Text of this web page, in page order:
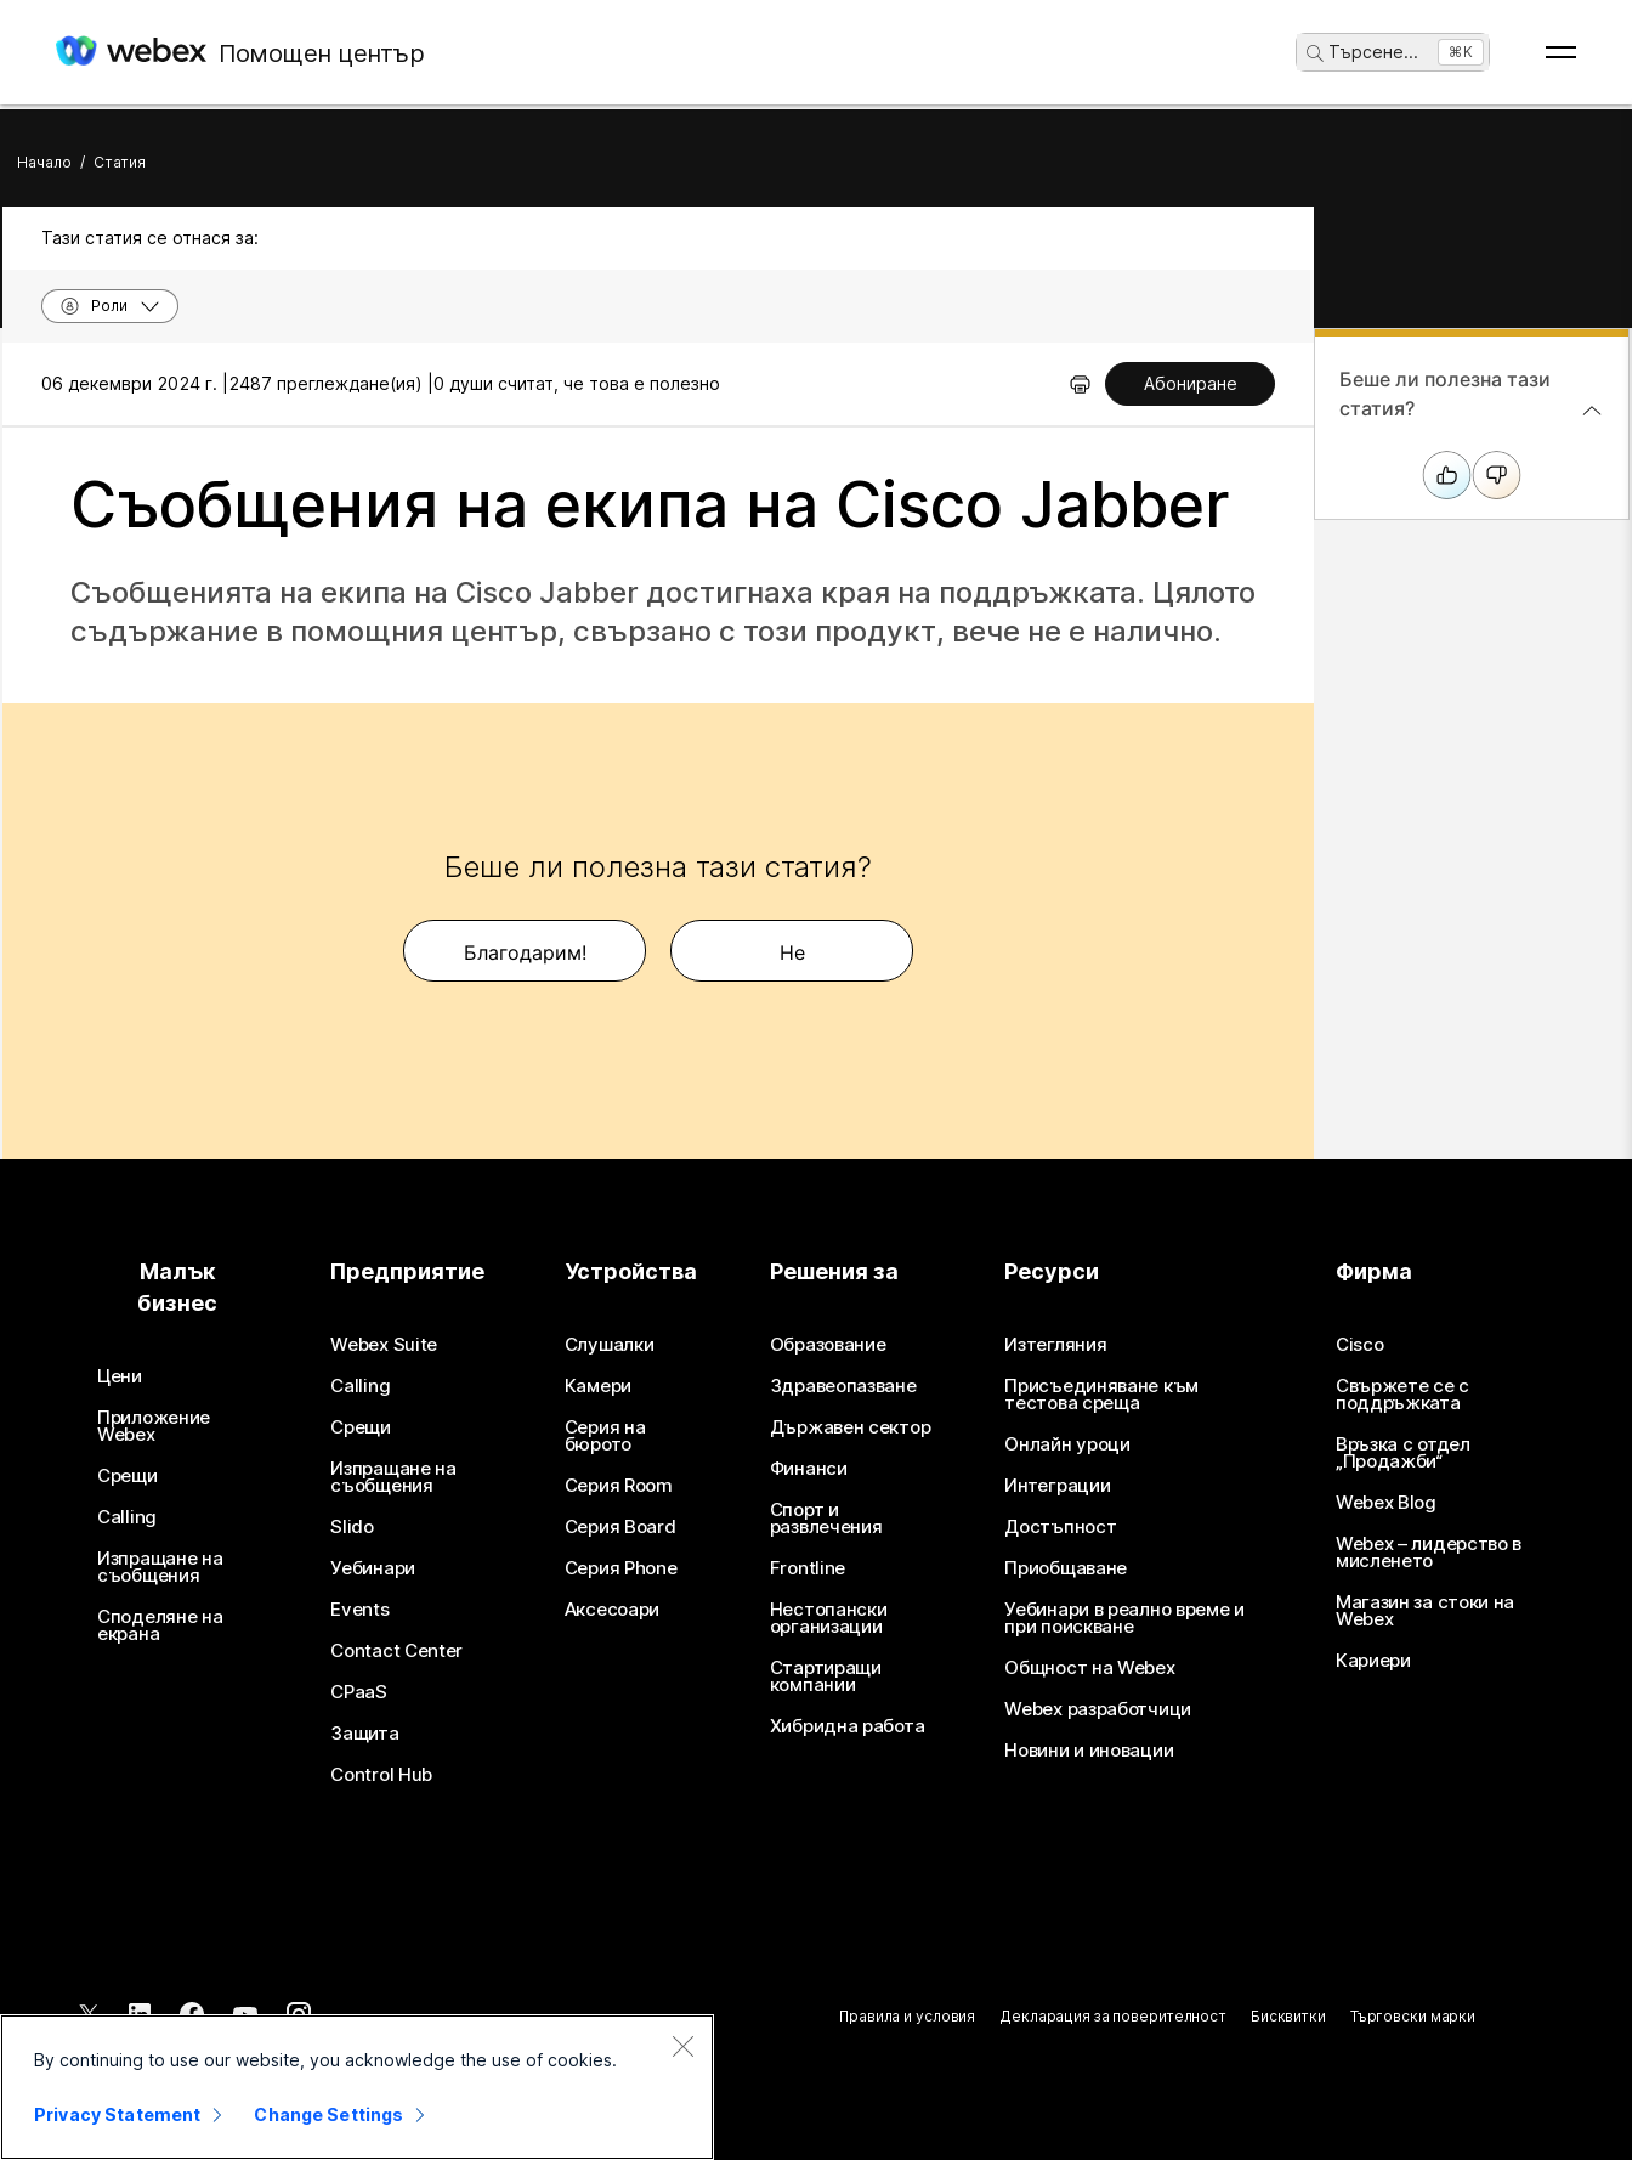
Помощен център Търсене... ⌘K
Начало / Статия
Тази статия се отнася за:
Роли
06 декември 2024 г. | 2487 преглеждане(ия) | 0 души считат, че това е полезно Абониране
Съобщения на екипа на Cisco Jabber
Съобщенията на екипа на Cisco Jabber достигнаха края на поддръжката. Цялото
съдържание в помощния център, свързано с този продукт, вече не е налично.
Беше ли полезна тази статия?
Благодарим! Не
Беше ли полезна тази
статия?
Малък
бизнес
Цени
Приложение
Webex
Срещи
Calling
Изпращане на
съобщения
Споделяне на
екрана
Предприятие
Webex Suite
Calling
Срещи
Изпращане на
съобщения
Slido
Уебинари
Events
Contact Center
CPaaS
Защита
Control Hub
Устройства
Слушалки
Камери
Серия на
бюрото
Серия Room
Серия Board
Серия Phone
Аксесоари
Решения за
Образование
Здравеопазване
Държавен сектор
Финанси
Спорт и
развлечения
Frontline
Нестопански
организации
Стартиращи
компании
Хибридна работа
Ресурси
Изтегляния
Присъединяване към
тестова среща
Онлайн уроци
Интеграции
Достъпност
Приобщаване
Уебинари в реално време и
при поискване
Общност на Webex
Webex разработчици
Новини и иновации
Фирма
Cisco
Свържете се с
поддръжката
Връзка с отдел
„Продажби“
Webex Blog
Webex – лидерство в
мисленето
Магазин за стоки на
Webex
Кариери
2026 Cisco и/или техните филиали. Всички права запазени.
Правила и условия Декларация за поверителност Бисквитки Търговски марки
By continuing to use our website, you acknowledge the use of cookies.
Privacy Statement Change Settings